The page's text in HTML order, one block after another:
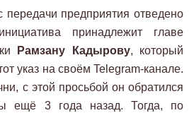
передачи предприятия отведено
принадлежит главе
Рамзану Кадырову, который
указ на своём Telegram-канале.
с этой просьбой он обратился
ещё 3 года назад. Тогда, по